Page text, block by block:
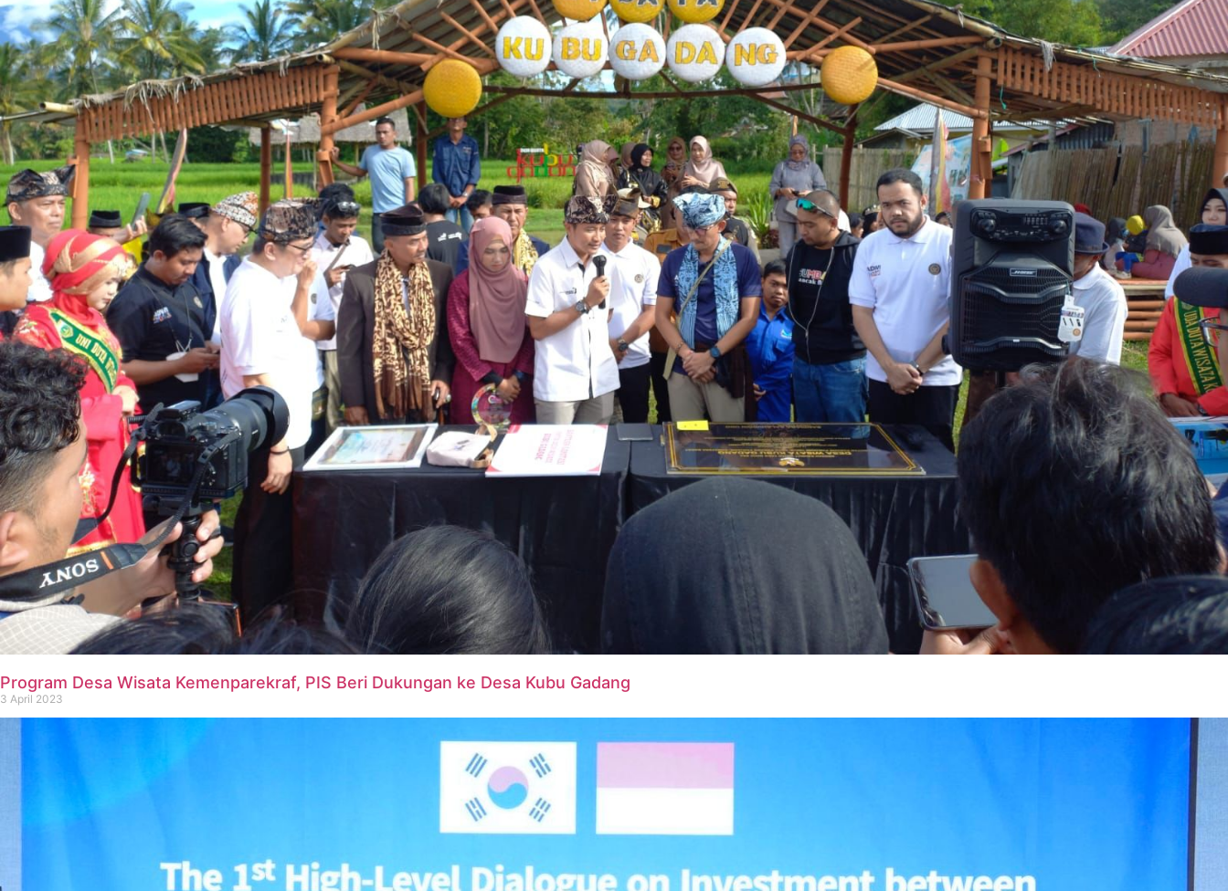
Program Desa Wisata Kemenparekraf, PIS Beri Dukungan ke Desa Kubu Gadang
3 April 2023